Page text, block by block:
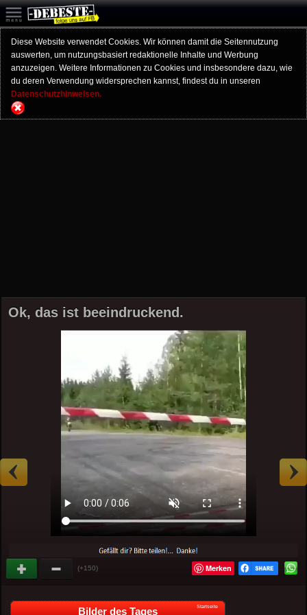
Diese Website verwendet Cookies. Wir können damit die Seitennutzung
auswerten, um nutzungsbasiert redaktionelle Inhalte und Werbung
anzuzeigen. Weitere Informationen zu Cookies und insbesondere dazu, wie
du deren Verwendung widersprechen kannst, findest du in unseren
Datenschutzhinweisen.
Ok, das ist beeindruckend.
(+150) Merken
Bilder des Tages Startseite